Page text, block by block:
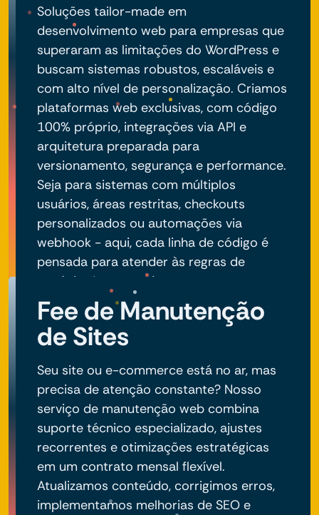
Soluções tailor-made em
desenvolvimento web para empresas que
superaram as limitações do WordPress e
buscam sistemas robustos, escaláveis e
com alto nível de personalização. Criamos
plataformas web exclusivas, com código
100% próprio, integrações via API e
arquitetura preparada para
versionamento, segurança e performance.
Seja para sistemas com múltiplos
usuários, áreas restritas, checkouts
personalizados ou automações via
webhook - aqui, cada linha de código é
pensada para atender às regras de
negócio do seu projeto.
Fee de Manutenção
de Sites
Seu site ou e-commerce está no ar, mas
precisa de atenção constante? Nosso
serviço de manutenção web combina
suporte técnico especializado, ajustes
recorrentes e otimizações estratégicas
em um contrato mensal flexível.
Atualizamos conteúdo, corrigimos erros,
implementamos melhorias de SEO e